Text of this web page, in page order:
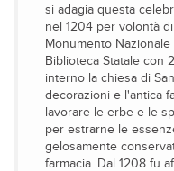
si adagia questa
nel 1204 per volontà
Monumento
Biblioteca Statale con
interno la chiesa di
decorazioni e l'antica
lavorare le erbe e le
per estrarne le
gelosamente
farmacia. Dal 1208 fu